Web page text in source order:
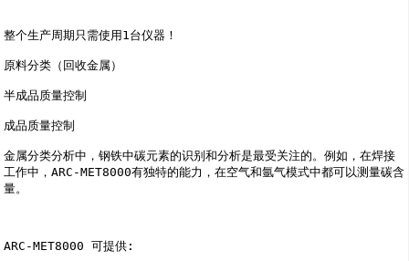
整个生产周期只需使用1台仪器！
原料分类（回收金属）
半成品质量控制
成品质量控制
金属分类分析中，钢铁中碳元素的识别和分析是最受关注的。例如，在焊接
工作中，ARC-MET8000有独特的能力，在空气和氩气模式中都可以测量碳含
量。
ARC-MET8000 可提供: